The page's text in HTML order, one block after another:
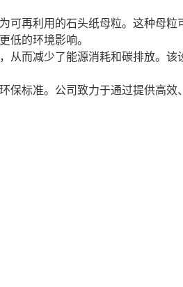
可再利用的石头纸母粒。这种母粒
低的环境影响。
从而减少了能源消耗和碳排放。该
保标准。公司致力于通过提供高效